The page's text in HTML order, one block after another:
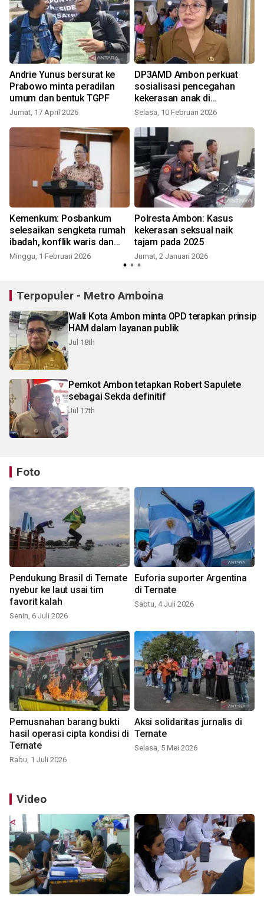
Andrie Yunus bersurat ke
Prabowo minta peradilan
umum dan bentuk TGPF
Jumat, 17 April 2026
DP3AMD Ambon perkuat
sosialisasi pencegahan
kekerasan anak di
lingkungan sekolah
Selasa, 10 Februari 2026
Kemenkum: Posbankum
selesaikan sengketa rumah
ibadah, konflik waris dan
sengketa lahan
Minggu, 1 Februari 2026
Polresta Ambon: Kasus
kekerasan seksual naik
tajam pada 2025
Jumat, 2 Januari 2026
Terpopuler - Metro Amboina
Wali Kota Ambon minta OPD terapkan prinsip
HAM dalam layanan publik
Jul 18th
Pemkot Ambon tetapkan Robert Sapulete
sebagai Sekda definitif
Jul 17th
Foto
Pendukung Brasil di Ternate
nyebur ke laut usai tim
favorit kalah
Senin, 6 Juli 2026
Euforia suporter Argentina
di Ternate
Sabtu, 4 Juli 2026
Pemusnahan barang bukti
hasil operasi cipta kondisi di
Ternate
Rabu, 1 Juli 2026
Aksi solidaritas jurnalis di
Ternate
Selasa, 5 Mei 2026
Video